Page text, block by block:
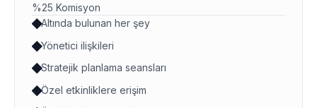
%25 Komisyon
Altında bulunan her şey
Yönetici ilişkileri
Stratejik planlama seansları
Özel etkinliklere erişim